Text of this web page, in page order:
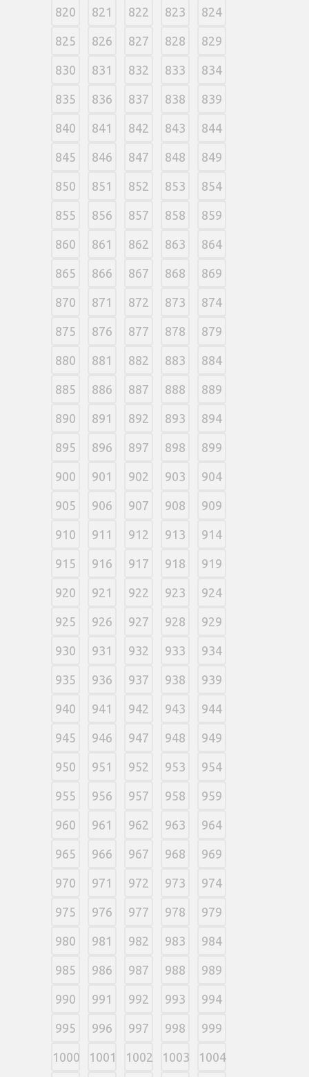
820 821 822 823 824
825 826 827 828 829
830 831 832 833 834
835 836 837 838 839
840 841 842 843 844
845 846 847 848 849
850 851 852 853 854
855 856 857 858 859
860 861 862 863 864
865 866 867 868 869
870 871 872 873 874
875 876 877 878 879
880 881 882 883 884
885 886 887 888 889
890 891 892 893 894
895 896 897 898 899
900 901 902 903 904
905 906 907 908 909
910 911 912 913 914
915 916 917 918 919
920 921 922 923 924
925 926 927 928 929
930 931 932 933 934
935 936 937 938 939
940 941 942 943 944
945 946 947 948 949
950 951 952 953 954
955 956 957 958 959
960 961 962 963 964
965 966 967 968 969
970 971 972 973 974
975 976 977 978 979
980 981 982 983 984
985 986 987 988 989
990 991 992 993 994
995 996 997 998 999
1000 1001 1002 1003 1004